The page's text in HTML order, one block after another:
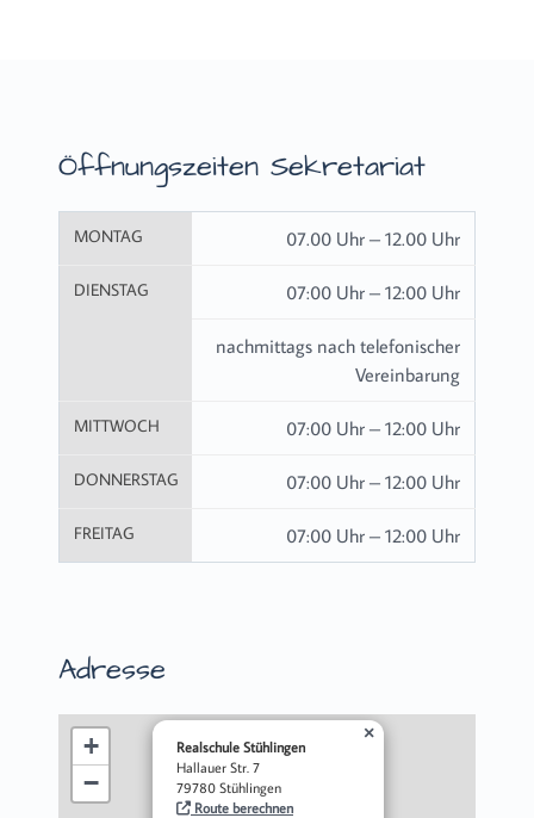
Öffnungszeiten Sekretariat
MONTAG 07.00 Uhr – 12.00 Uhr
DIENSTAG 07:00 Uhr – 12:00 Uhr
nachmittags nach telefonischer
Vereinbarung
MITTWOCH 07:00 Uhr – 12:00 Uhr
DONNERSTAG 07:00 Uhr – 12:00 Uhr
FREITAG 07:00 Uhr – 12:00 Uhr
Adresse
Realschule Stühlingen
Hallauer Str. 7
79780 Stühlingen
Route berechnen
×
+
−